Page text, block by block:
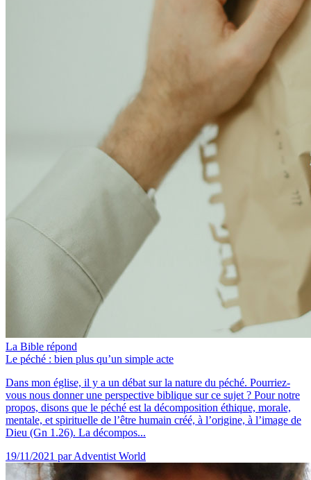
La Bible répond
Le péché : bien plus qu’un simple acte
Dans mon église, il y a un débat sur la nature du péché. Pourriez-
vous nous donner une perspective biblique sur ce sujet ? Pour notre
propos, disons que le péché est la décomposition éthique, morale,
mentale, et spirituelle de l’être humain créé, à l’origine, à l’image de
Dieu (Gn 1.26). La décompos...
19/11/2021 par Adventist World